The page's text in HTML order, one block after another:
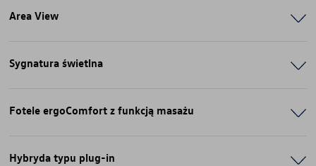
Area View
Sygnatura świetlna
Fotele ergoComfort z funkcją masażu
Hybryda typu plug-in